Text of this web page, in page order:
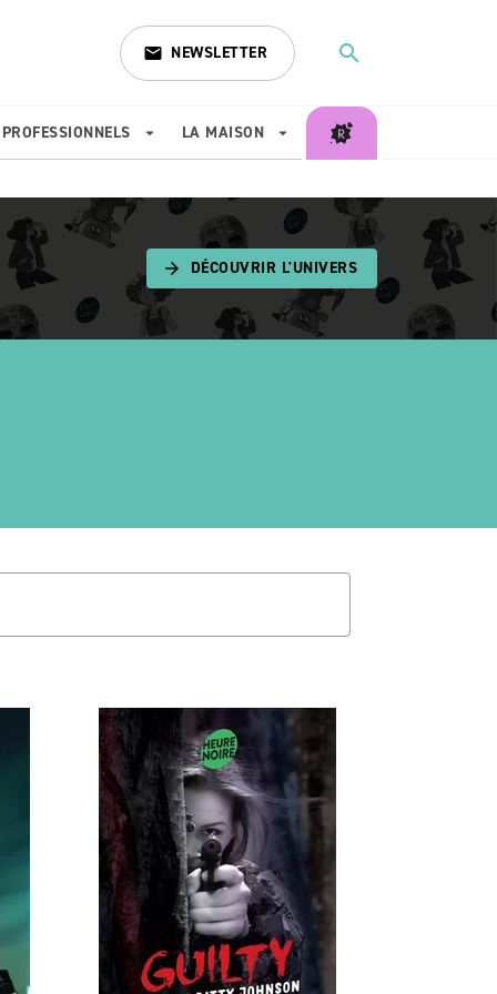
email NEWSLETTER search
PROFESSIONNELS arrow_drop_down LA MAISON arrow_drop_down
search
arrow_forward DÉCOUVRIR L'UNIVERS